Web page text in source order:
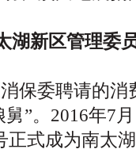
新区管理委
委聘请的消
”。2016年7
正式成为南太